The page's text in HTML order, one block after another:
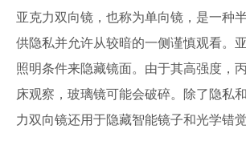
亚克力双向镜，也称为单向镜，是一种
供隐私并允许从较暗的一侧谨慎观看。
照明条件来隐藏镜面。由于其高强度，
床观察，玻璃镜可能会破碎。除了隐私
力双向镜还用于隐藏智能镜子和光学错觉